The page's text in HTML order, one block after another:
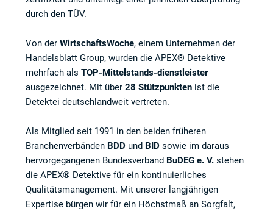
durch den TÜV.
Von derWirtschaftsWoche, einem Unternehmen der
Handelsblatt Group, wurden die APEX® Detektive
mehrfach alsTOP-Mittelstands-dienstleister
ausgezeichnet. Mit über28 Stützpunkten ist die
Detektei deutschlandweit vertreten.
Als Mitglied seit 1991 in den beiden früheren
Branchenverbänden BDD und BID sowie im daraus
hervorgegangenen Bundesverband BuDEG e. V. stehen
die APEX® Detektive für ein kontinuierliches
Qualitätsmanagement. Mit unserer langjährigen
Expertise bürgen wir für ein Höchstmaß an Sorgfalt,